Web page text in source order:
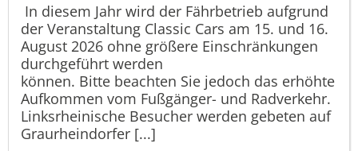
In diesem Jahr wird der Fährbetrieb aufgrund
der Veranstaltung Classic Cars am 15. und 16.
August 2026 ohne größere Einschränkungen
durchgeführt werden
können. Bitte beachten Sie jedoch das erhöhte
Aufkommen vom Fußgänger- und Radverkehr.
Linksrheinische Besucher werden gebeten auf
Graurheindorfer [...]